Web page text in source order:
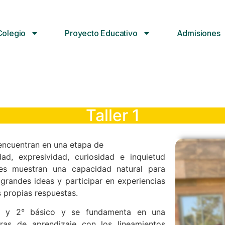
Proyecto Educativo Admisiones
Taller 1
en una etapa de
expresividad, curiosidad e inquietud
muestran una capacidad natural para
ideas y participar en experiencias
respuestas.
y 2° básico y se fundamenta en una